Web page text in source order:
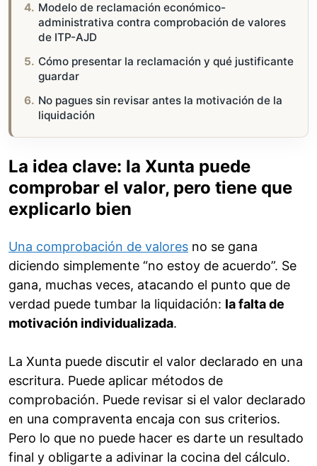
Modelo de reclamación económico-
administrativa contra comprobación de valores
de ITP-AJD
Cómo presentar la reclamación y qué justificante
guardar
No pagues sin revisar antes la motivación de la
liquidación
La idea clave: la Xunta puede
comprobar el valor, pero tiene que
explicarlo bien
Una comprobación de valores no se gana
diciendo simplemente “no estoy de acuerdo”. Se
gana, muchas veces, atacando el punto que de
verdad puede tumbar la liquidación: la falta de
motivación individualizada.
La Xunta puede discutir el valor declarado en una
escritura. Puede aplicar métodos de
comprobación. Puede revisar si el valor declarado
en una compraventa encaja con sus criterios.
Pero lo que no puede hacer es darte un resultado
final y obligarte a adivinar la cocina del cálculo.